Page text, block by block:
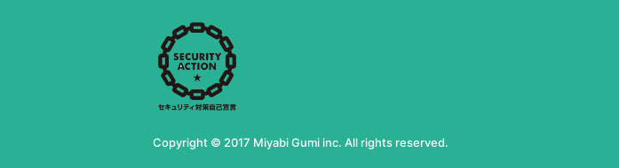
Copyright © 2017 Miyabi Gumi inc. All rights reserved.